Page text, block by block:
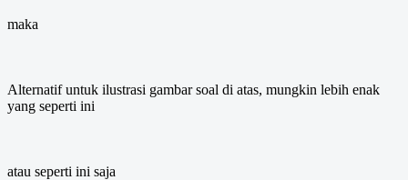
maka
Alternatif untuk ilustrasi gambar soal di atas, mungkin lebih enak
yang seperti ini
atau seperti ini saja